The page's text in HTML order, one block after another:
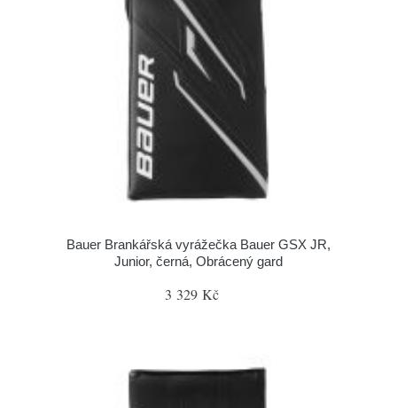
Bauer Brankářská vyrážečka Bauer GSX JR,
Junior, černá, Obrácený gard
3 329 Kč